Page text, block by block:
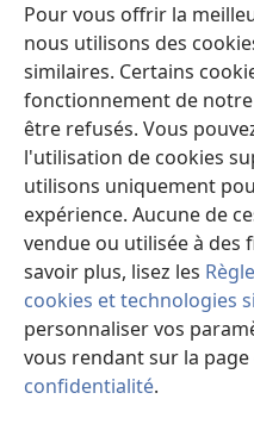
Pour vous offrir la
nous utilisons des
similaires. Certains
fonctionnement de
être refusés. Vous
l'utilisation de cookies
utilisons uniquement
expérience. Aucune de
vendue ou utilisée à des
savoir plus, lisez les
cookies et technologies
personnaliser vos
vous rendant sur la page
confidentialité.
(ouvre
une
nouvelle
fenêtre)
Bibliothèque en ligne
(ouvre
une
nouvelle
fenêtre)
JW Hub®
(ouvre
une
nouvelle
fenêtre)
JW Library
Watchtower Library
Copyright© 2026 Watch Tower
CONDITIONS D’UTILISATION
PARAMÈTRES